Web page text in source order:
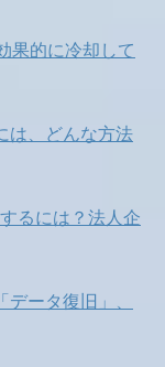
果的に冷却して
は、どんな方法
るには？法人企
ータ復旧」、